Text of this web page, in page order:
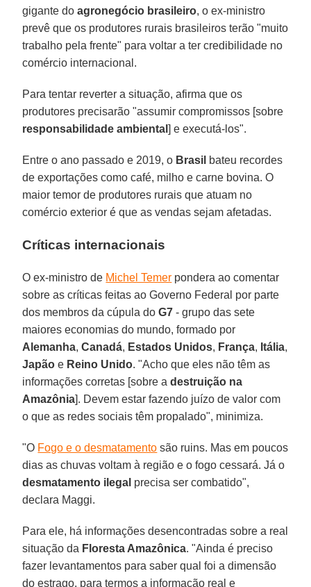
gigante doagronegócio brasileiro, o ex-ministro
prevê que os produtores rurais brasileiros terão "muito
trabalho pela frente" para voltar a ter credibilidade no
comércio internacional.
Para tentar reverter a situação, afirma que os
produtores precisarão "assumir compromissos [sobre
responsabilidade ambiental] e executá-los".
Entre o ano passado e 2019, o Brasil bateu recordes
de exportações como café, milho e carne bovina. O
maior temor de produtores rurais que atuam no
comércio exterior é que as vendas sejam afetadas.
Críticas internacionais
O ex-ministro de Michel Temer pondera ao comentar
sobre as críticas feitas ao Governo Federal por parte
dos membros da cúpula doG7 - grupo das sete
maiores economias do mundo, formado por
Alemanha,Canadá, Estados Unidos, França, Itália,
Japão e Reino Unido. "Acho que eles não têm as
informações corretas [sobre adestruição na
Amazônia]. Devem estar fazendo juízo de valor com
o que as redes sociais têm propalado", minimiza.
"O Fogo e o desmatamento são ruins. Mas em poucos
dias as chuvas voltam à região e o fogo cessará. Já o
desmatamento ilegal precisa ser combatido",
declara Maggi.
Para ele, há informações desencontradas sobre a real
situação da Floresta Amazônica. "Ainda é preciso
fazer levantamentos para saber qual foi a dimensão
do estrago, para termos a informação real e